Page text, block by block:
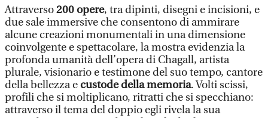
Attraverso200 opere, tra dipinti, disegni e incisioni, e
due sale immersive che consentono di ammirare
alcune creazioni monumentali in una dimensione
coinvolgente e spettacolare, la mostra evidenzia la
profonda umanità dell’opera di Chagall, artista
plurale, visionario e testimone del suo tempo, cantore
della bellezza e custode della memoria. Volti scissi,
profili che si moltiplicano, ritratti che si specchiano:
attraverso il tema del doppio egli rivela la sua